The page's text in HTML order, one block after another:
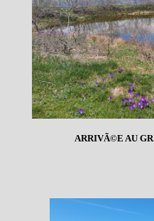
ARRIVÃ©E AU